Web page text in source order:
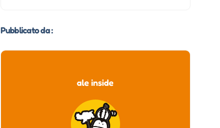
Pubblicato da :
ale inside